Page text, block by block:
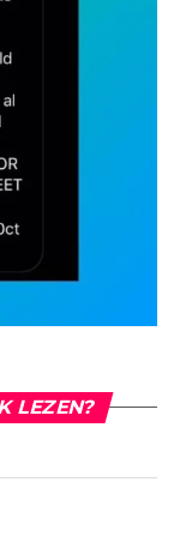
LEZEN?